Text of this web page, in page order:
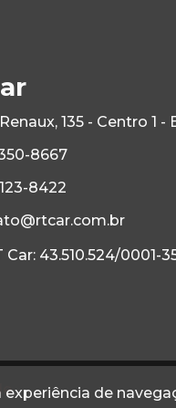
de
135 - Centro 1 -
8667
8422
Car: 43.510.524/0001-